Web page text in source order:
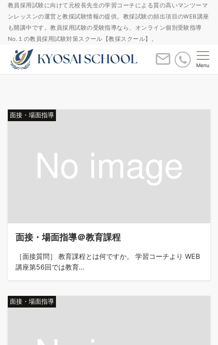
教員採用試験に向けて元校長先生の学習コーチによる質の高いマンツーマ
ンレッスンの運営と教採試験情報の提供。教採試験の頻出項目のWEB講座
も開講中です。教員採用試験の受験指導なら、オンライン個別受験指導
No.１の教員採用試験対策スクール【教採スクール】。
Menu
面接・場面指導
面接・場面指導＠教育課程
［面接質問］ 教育課程とは何ですか。 学習コーチより WEB
講座第56回では教育...
面接・場面指導